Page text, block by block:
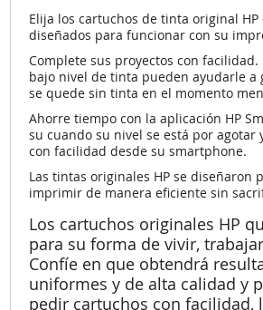
Elija los cartuchos de tinta original
diseñados para funcionar con su
Complete sus proyectos con facilidad.
bajo nivel de tinta pueden ayudarle a
se quede sin tinta en el momento
Ahorre tiempo con la aplicación HP
su cuando su nivel se está por agotar
con facilidad desde su smartphone.
Las tintas originales HP se diseñaron
imprimir de manera eficiente sin
Los cartuchos originales HP
para su forma de vivir,
Confíe en que obtendrá
uniformes y de alta calidad y
pedir cartuchos con facilidad,